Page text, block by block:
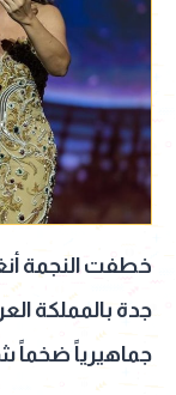
خطفت النجمة
جدة بالمملكة
جماهيرياً ضخماً